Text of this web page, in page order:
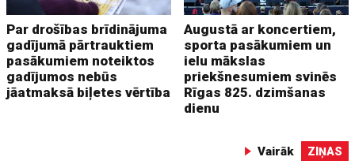
Par drošības brīdinājuma
gadījumā pārtrauktiem
pasākumiem noteiktos
gadījumos nebūs
jāatmaksā biļetes vērtība
Augustā ar koncertiem,
sporta pasākumiem un
ielu mākslas
priekšnesumiem svinēs
Rīgas 825. dzimšanas
dienu
Vairāk ZIŅAS